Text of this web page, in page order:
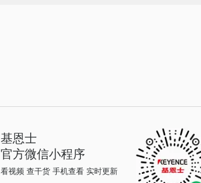
基恩士
官方微信小程序
看视频 查干货 手机查看 实时更新